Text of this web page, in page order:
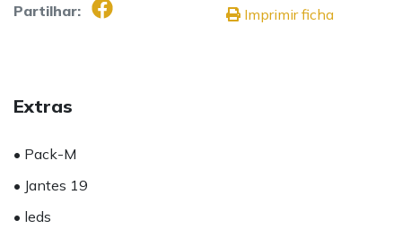
Partilhar: Imprimir ficha
Extras
• Pack-M
• Jantes 19
• leds